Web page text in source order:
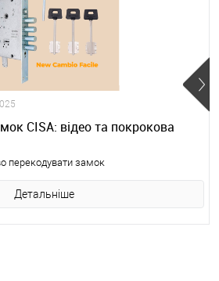
CISA: відео та покрокова
перекодувати замок
Детальніше